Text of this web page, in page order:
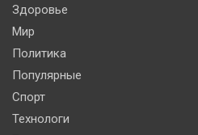
Здоровье
Мир
Политика
Популярные
Спорт
Технологи